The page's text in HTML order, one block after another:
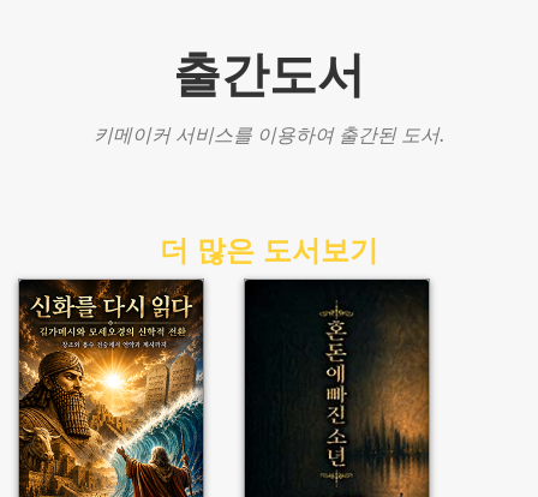
출간도서
키메이커 서비스를 이용하여 출간된 도서.
더 많은 도서보기